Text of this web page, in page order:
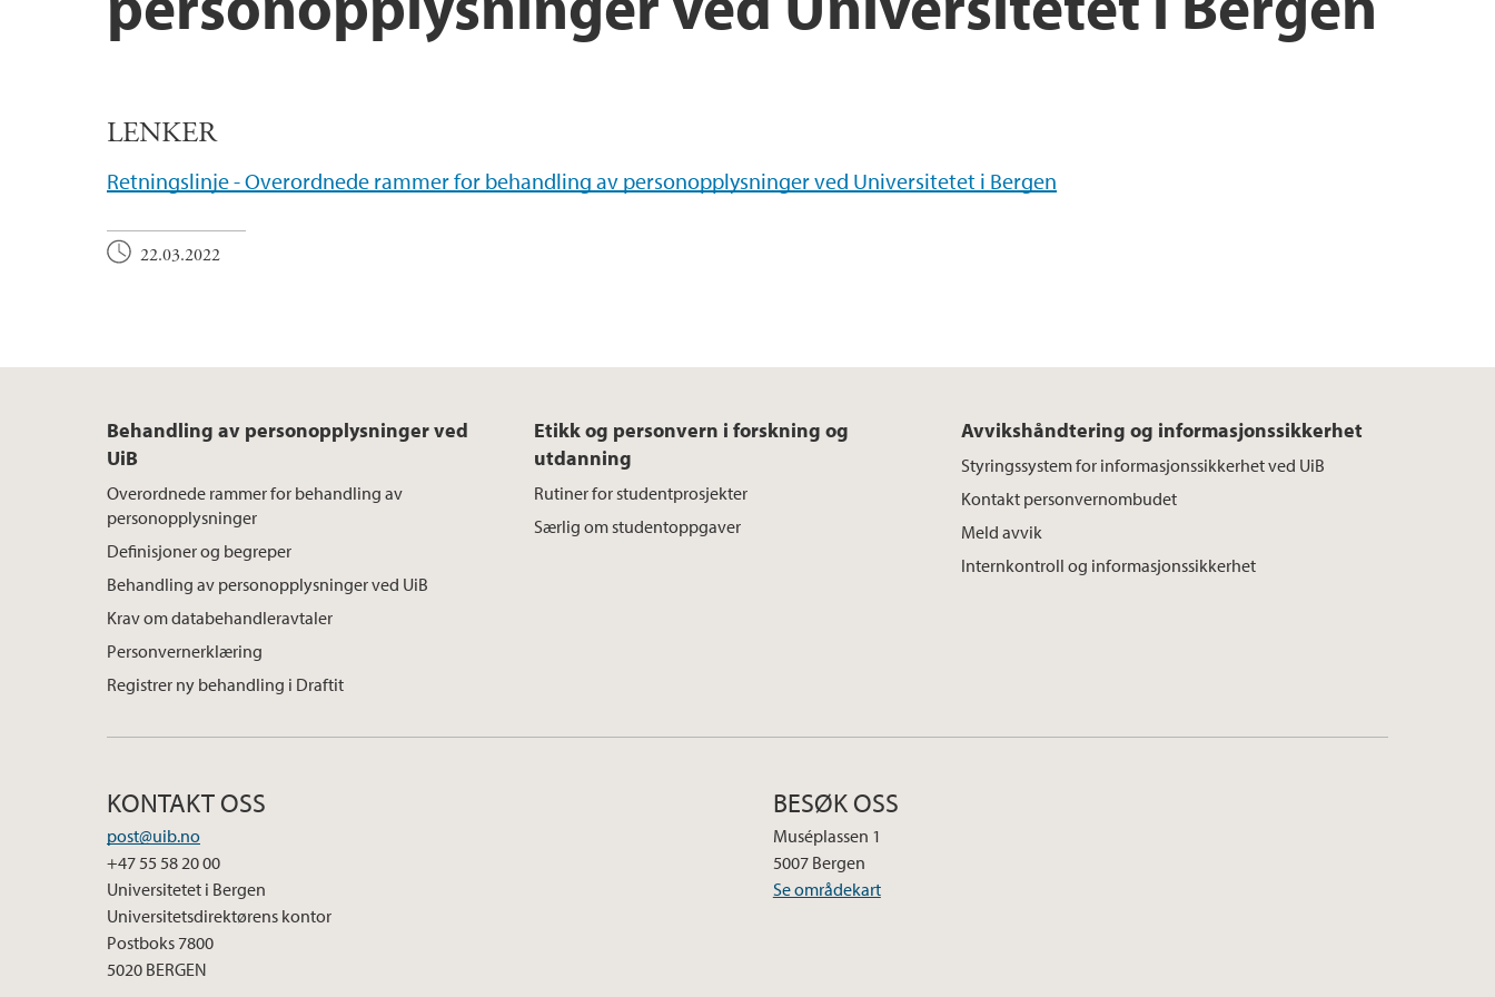
LENKER
Retningslinje - Overordnede rammer for behandling av personopplysninger ved Universitetet i Bergen
22.03.2022
Behandling av personopplysninger ved
UiB
Overordnede rammer for behandling av
personopplysninger
Definisjoner og begreper
Behandling av personopplysninger ved UiB
Krav om databehandleravtaler
Personvernerklæring
Registrer ny behandling i Draftit
Etikk og personvern i forskning og
utdanning
Rutiner for studentprosjekter
Særlig om studentoppgaver
Avvikshåndtering og informasjonssikkerhet
Styringssystem for informasjonssikkerhet ved UiB
Kontakt personvernombudet
Meld avvik
Internkontroll og informasjonssikkerhet
KONTAKT OSS
post@uib.no
+47 55 58 20 00
Universitetet i Bergen
Universitetsdirektørens kontor
Postboks 7800
5020 BERGEN
BESØK OSS
Muséplassen 1
5007 Bergen
Se områdekart